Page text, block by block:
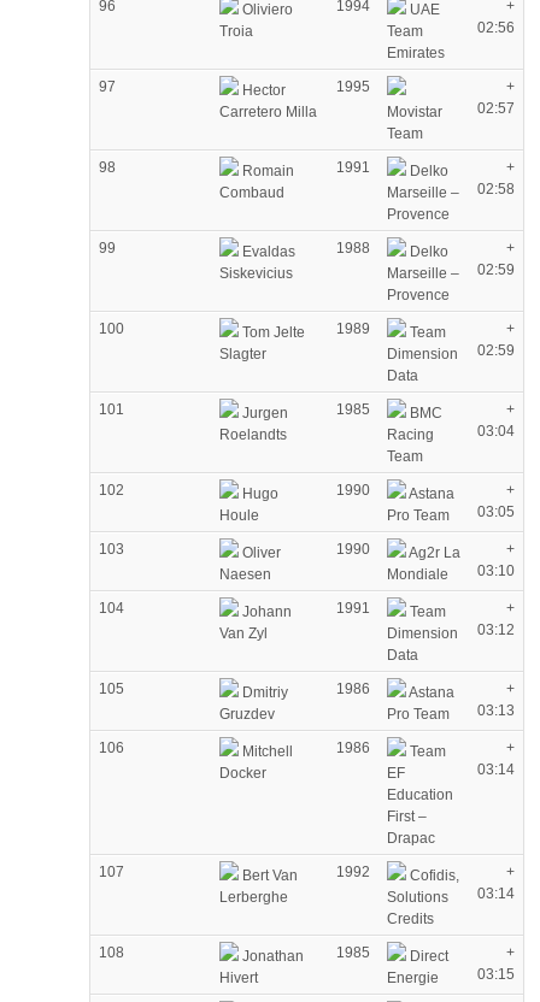
96
Oliviero
Troia
1994
UAE
Team
Emirates
+
02:56
97
Hector
Carretero Milla
1995
Movistar
Team
+
02:57
98
Romain
Combaud
1991
Delko
Marseille –
Provence
+
02:58
99
Evaldas
Siskevicius
1988
Delko
Marseille –
Provence
+
02:59
100
Tom Jelte
Slagter
1989
Team
Dimension
Data
+
02:59
101
Jurgen
Roelandts
1985
BMC
Racing
Team
+
03:04
102
Hugo
Houle
1990
Astana
Pro Team
+
03:05
103
Oliver
Naesen
1990
Ag2r La
Mondiale
+
03:10
104
Johann
Van Zyl
1991
Team
Dimension
Data
+
03:12
105
Dmitriy
Gruzdev
1986
Astana
Pro Team
+
03:13
106
Mitchell
Docker
1986
Team
EF
Education
First –
Drapac
+
03:14
107
Bert Van
Lerberghe
1992
Cofidis,
Solutions
Credits
+
03:14
108
Jonathan
Hivert
1985
Direct
Energie
+
03:15